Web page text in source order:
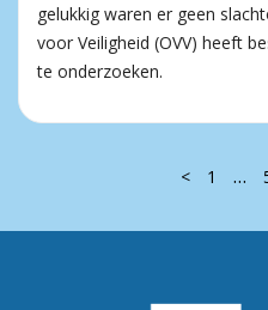
gelukkig waren er geen
voor Veiligheid (OVV) heeft
te onderzoeken.
< 1 …